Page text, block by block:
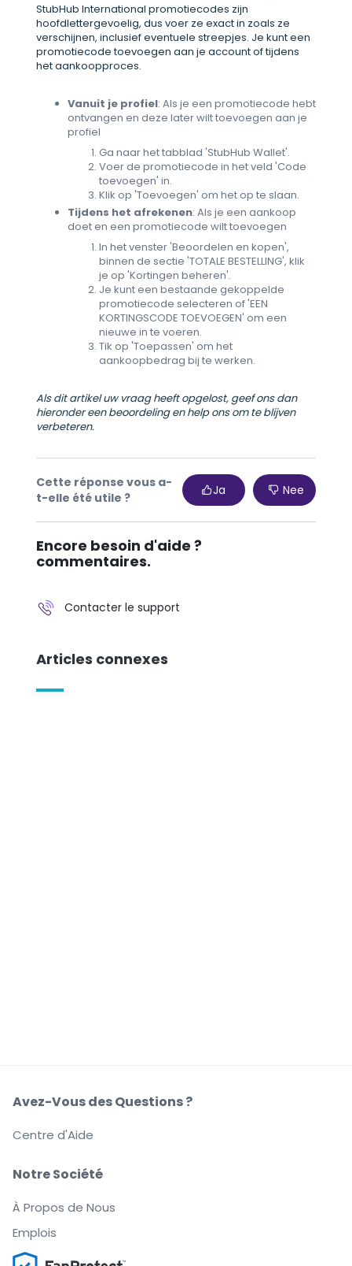
StubHub International promotiecodes zijn
hoofdlettergevoelig, dus voer ze exact in zoals ze
verschijnen, inclusief eventuele streepjes. Je kunt een
promotiecode toevoegen aan je account of tijdens
het aankoopproces.
Vanuit je profiel: Als je een promotiecode hebt
ontvangen en deze later wilt toevoegen aan je
profiel
Ga naar het tabblad 'StubHub Wallet'.
Voer de promotiecode in het veld 'Code
toevoegen' in.
Klik op 'Toevoegen' om het op te slaan.
Tijdens het afrekenen: Als je een aankoop
doet en een promotiecode wilt toevoegen
In het venster 'Beoordelen en kopen',
binnen de sectie 'TOTALE BESTELLING', klik
je op 'Kortingen beheren'.
Je kunt een bestaande gekoppelde
promotiecode selecteren of 'EEN
KORTINGSCODE TOEVOEGEN' om een
nieuwe in te voeren.
Tik op 'Toepassen' om het
aankoopbedrag bij te werken.
Als dit artikel uw vraag heeft opgelost, geef ons dan
hieronder een beoordeling en help ons om te blijven
verbeteren.
Cette réponse vous a-
t-elle été utile ?
Ja Nee
Encore besoin d'aide ?
commentaires.
Contacter le support
Articles connexes
Notre Société
À Propos de Nous
Emplois
Avez-Vous des Questions ?
Centre d'Aide